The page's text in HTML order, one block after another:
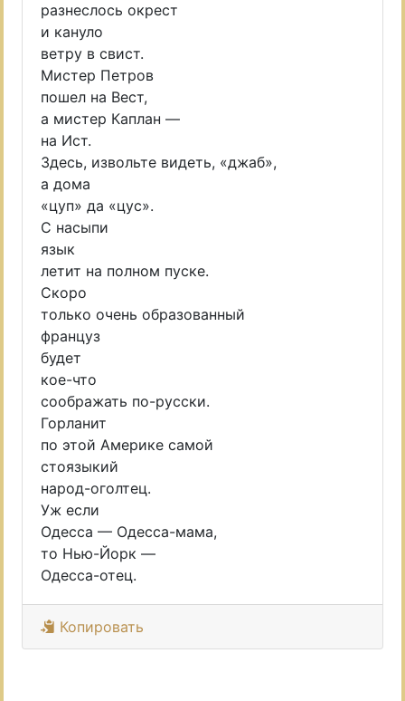
разнеслось окрест
и кануло
ветру в свист.
Мистер Петров
пошел на Вест,
а мистер Каплан —
на Ист.
Здесь, извольте видеть, «джаб»,
а дома
«цуп» да «цус».
С насыпи
язык
летит на полном пуске.
Скоро
только очень образованный
француз
будет
кое-что
соображать по-русски.
Горланит
по этой Америке самой
стоязыкий
народ-оголтец.
Уж если
Одесса — Одесса-мама,
то Нью-Йорк —
Одесса-отец.
Копировать